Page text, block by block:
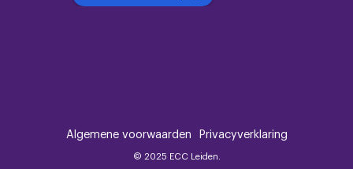
Algemene voorwaarden Privacyverklaring
© 2025 ECC Leiden.